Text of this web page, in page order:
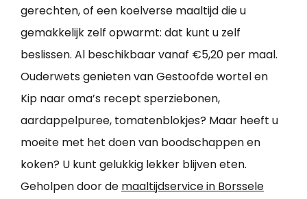
gerechten, of een koelverse maaltijd die u
gemakkelijk zelf opwarmt: dat kunt u zelf
beslissen. Al beschikbaar vanaf €5,20 per maal.
Ouderwets genieten van Gestoofde wortel en
Kip naar oma’s recept sperziebonen,
aardappelpuree, tomatenblokjes? Maar heeft u
moeite met het doen van boodschappen en
koken? U kunt gelukkig lekker blijven eten.
Geholpen door de maaltijdservice in Borssele